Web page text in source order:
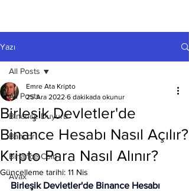
Yazı
All Posts
Binance Duyuru
Bancor
Binance Coin
Avax
All Posts
Birleşik Devletler'de
Binance Hesabı Nasıl Açılır?
Kripto Para Nasıl Alınır?
Emre Ata Kripto
25 Ara 2022 6 dakikada okunur
Güncelleme tarihi: 11 Nis
Birleşik Devletler'de Binance Hesabı